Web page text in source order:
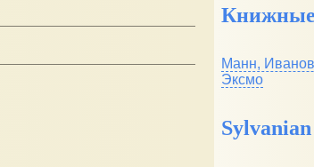
Манн,
Эксмо